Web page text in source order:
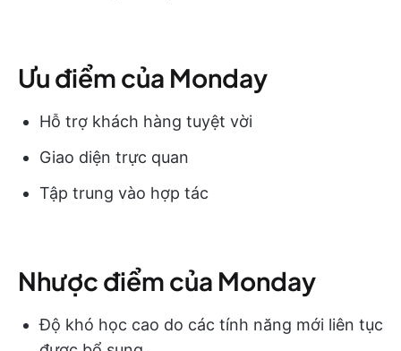
Ưu điểm của Monday
Hỗ trợ khách hàng tuyệt vời
Giao diện trực quan
Tập trung vào hợp tác
Nhược điểm của Monday
Độ khó học cao do các tính năng mới liên tục